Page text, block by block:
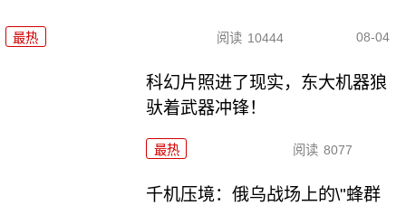
最热 阅读 10444 08-04
科幻片照进了现实，东大机器狼
驮着武器冲锋！
最热 阅读 8077
千机压境：俄乌战场上的\"蜂群